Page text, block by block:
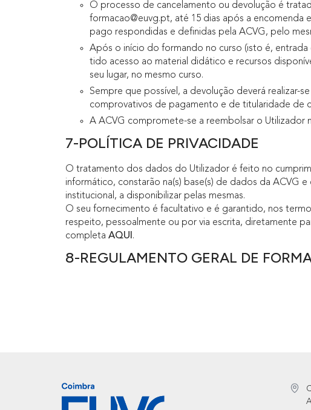
O processo de cancelamento ou devolução é
formacao@euvg.pt, até 15 dias após a
pago respondidas e definidas pela ACVG, pelo
Após o início do formando no curso (isto é,
tido acesso ao material didático e recursos
seu lugar, no mesmo curso.
Sempre que possível, a devolução deverá realizar-
comprovativos de pagamento e de titularidade de
A ACVG compromete-se a reembolsar o
7-POLÍTICA DE PRIVACIDADE
O tratamento dos dados do Utilizador é feito no
informático, constarão na(s) base(s) de dados da ACVG
institucional, a disponibilizar pelas mesmas.
O seu fornecimento é facultativo e é garantido, nos
respeito, pessoalmente ou por via escrita, diretamente
completa AQUI .
8-REGULAMENTO GERAL DE